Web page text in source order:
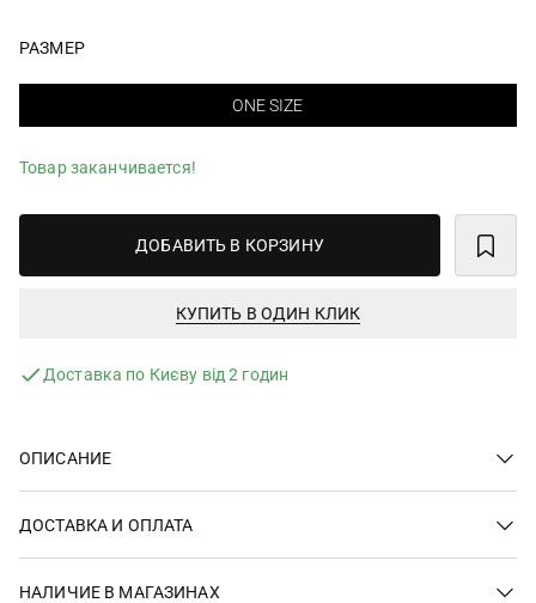
РАЗМЕР
ONE SIZE
Товар заканчивается!
ДОБАВИТЬ В КОРЗИНУ
КУПИТЬ В ОДИН КЛИК
Доставка по Києву від 2 годин
ОПИСАНИЕ
ДОСТАВКА И ОПЛАТА
НАЛИЧИЕ В МАГАЗИНАХ